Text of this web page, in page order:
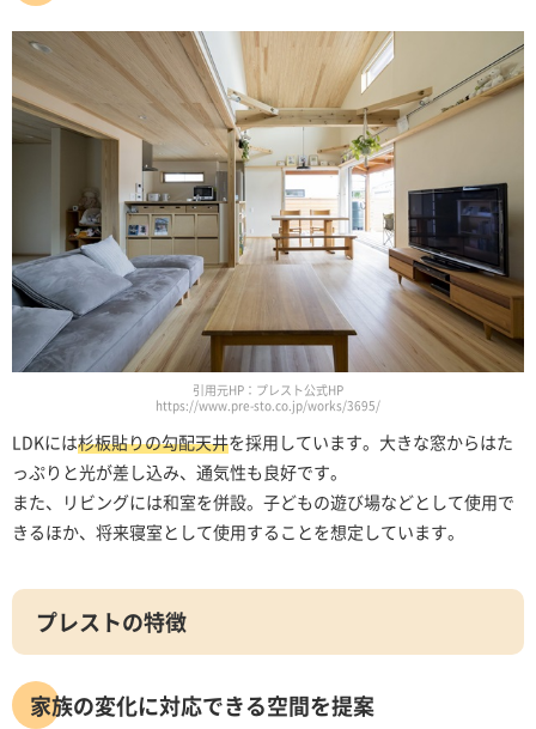
引用元HP：プレスト公式HP
https://www.pre-sto.co.jp/works/3695/
LDKには杉板貼りの勾配天井を採用しています。大きな窓からはた
っぷりと光が差し込み、通気性も良好です。
また、リビングには和室を併設。子どもの遊び場などとして使用で
きるほか、将来寝室として使用することを想定しています。
プレストの特徴
家族の変化に対応できる空間を提案